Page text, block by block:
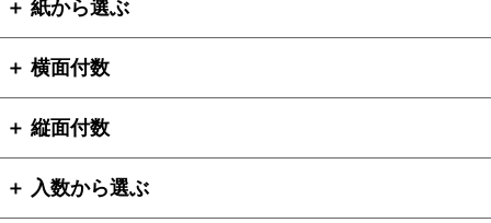
＋ 紙から選ぶ
＋ 横面付数
＋ 縦面付数
＋ 入数から選ぶ